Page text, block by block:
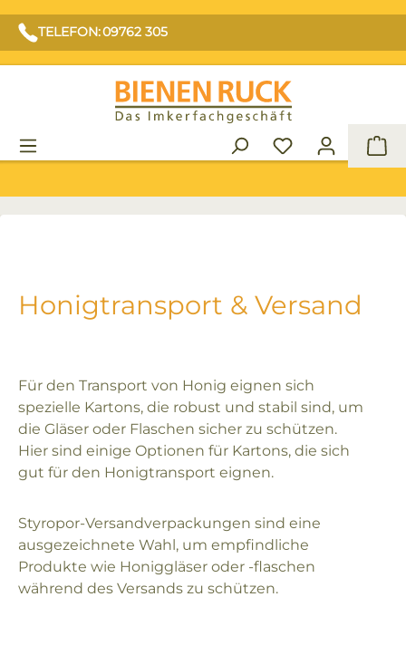
TELEFON: 09762 305
Honigtransport & Versand
Für den Transport von Honig eignen sich
spezielle Kartons, die robust und stabil sind, um
die Gläser oder Flaschen sicher zu schützen.
Hier sind einige Optionen für Kartons, die sich
gut für den Honigtransport eignen.
Styropor-Versandverpackungen sind eine
ausgezeichnete Wahl, um empfindliche
Produkte wie Honiggläser oder -flaschen
während des Versands zu schützen.